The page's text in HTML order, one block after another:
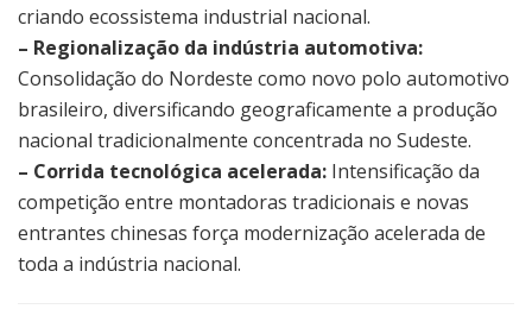
criando ecossistema industrial nacional.
– Regionalização da indústria automotiva:
Consolidação do Nordeste como novo polo automotivo
brasileiro, diversificando geograficamente a produção
nacional tradicionalmente concentrada no Sudeste.
– Corrida tecnológica acelerada: Intensificação da
competição entre montadoras tradicionais e novas
entrantes chinesas força modernização acelerada de
toda a indústria nacional.